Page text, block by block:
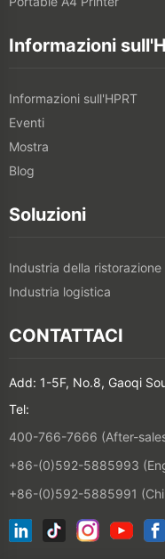
Informazioni
Informazioni sull'HPRT
Eventi
Mostra
Blog
Soluzioni
Industria della ristorazione
Industria logistica
CONTATTACI
Add: 1-5F, No.8, Gaoqi
Tel:
400-766-7666 (After-
+86-(0)592-5885993
+86-(0)592-5885991